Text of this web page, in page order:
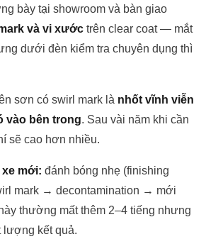
bày tại showroom và bàn giao
và vi xước trên clear coat — mắt
dưới đèn kiểm tra chuyên dụng thì
sơn có swirl mark là nhốt vĩnh viễn
vào bên trong. Sau vài năm khi cần
sẽ cao hơn nhiều.
mới: đánh bóng nhẹ (finishing
mark → decontamination → mới
thường mất thêm 2–4 tiếng nhưng
lượng kết quả.